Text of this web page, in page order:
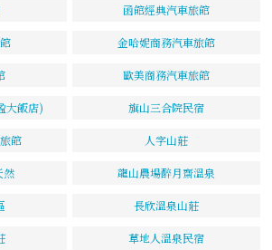
函館經典汽車旅館
金哈妮商務汽車旅館
歐美商務汽車旅館
大飯店) 旗山三合院民宿
館 人字山莊
然 龍山農場醉月齋溫泉
長欣溫泉山莊
草地人溫泉民宿